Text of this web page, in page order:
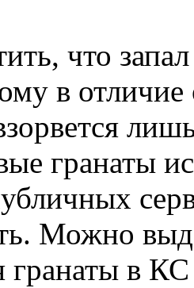
что
в
гранаты
Можно
гранаты в